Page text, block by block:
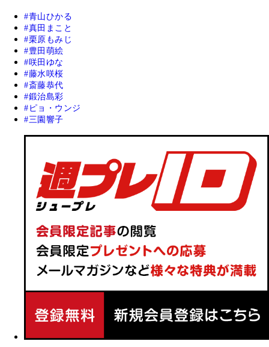
青山ひかる
真田まこと
栗原もみじ
豊田萌絵
咲田ゆな
藤水咲桜
斎藤恭代
鍛治島彩
ピョ・ウンジ
三園響子